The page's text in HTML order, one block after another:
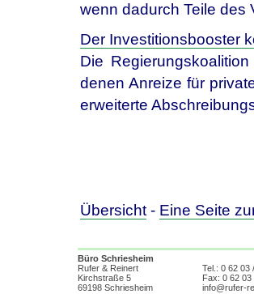
wenn dadurch Teile des
Der Investitionsbooster
Die
denen Anreize für
erweiterte
Übersicht- Eine Seite
Büro Schriesheim
Rufer & Reinert
Kirchstraße 5
69198 Schriesheim
Tel.: 0 62 03
Fax: 0 62 03
info@rufer-